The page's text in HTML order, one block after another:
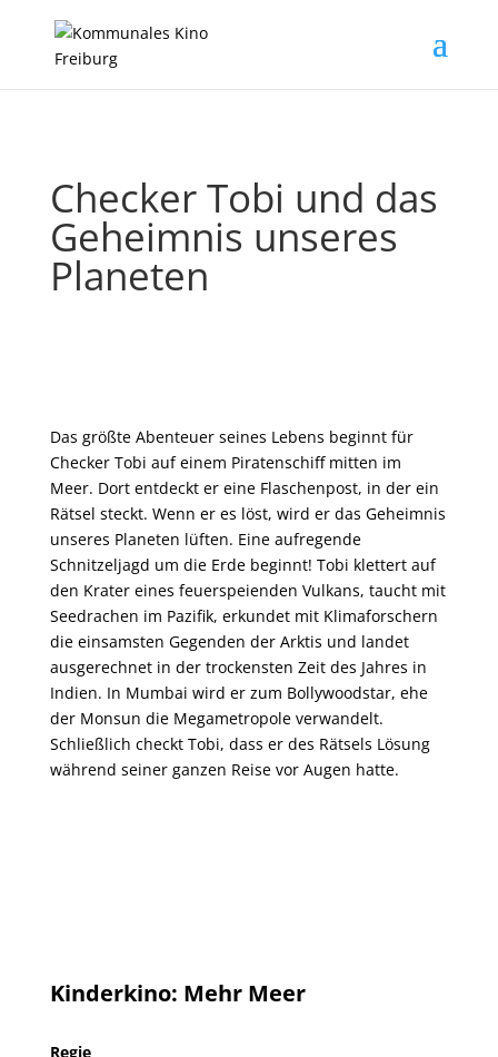
Checker Tobi und das
Geheimnis unseres
Planeten
Das größte Abenteuer seines Lebens beginnt für
Checker Tobi auf einem Piratenschiff mitten im
Meer. Dort entdeckt er eine Flaschenpost, in der ein
Rätsel steckt. Wenn er es löst, wird er das Geheimnis
unseres Planeten lüften. Eine aufregende
Schnitzeljagd um die Erde beginnt! Tobi klettert auf
den Krater eines feuerspeienden Vulkans, taucht mit
Seedrachen im Pazifik, erkundet mit Klimaforschern
die einsamsten Gegenden der Arktis und landet
ausgerechnet in der trockensten Zeit des Jahres in
Indien. In Mumbai wird er zum Bollywoodstar, ehe
der Monsun die Megametropole verwandelt.
Schließlich checkt Tobi, dass er des Rätsels Lösung
während seiner ganzen Reise vor Augen hatte.
Kinderkino: Mehr Meer
Regie